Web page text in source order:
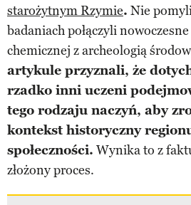
starożytnym Rzymie. Nie
badaniach połączyli
chemicznej z archeologią
artykule przyznali, że
rzadko inni uczeni
tego rodzaju naczyń, aby
kontekst historyczny
społeczności. Wynika to z
złożony proces.